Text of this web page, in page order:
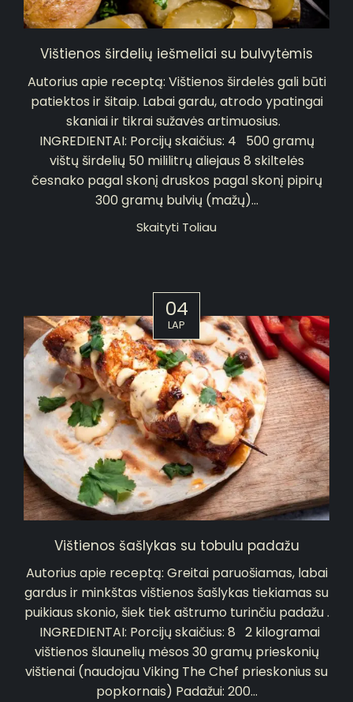
Vištienos širdelių iešmeliai su bulvytėmis
Autorius apie receptą: Vištienos širdelės gali būti
patiektos ir šitaip. Labai gardu, atrodo ypatingai
skaniai ir tikrai sužavės artimuosius.
INGREDIENTAI: Porcijų skaičius: 4 500 gramų
vištų širdelių 50 mililitrų aliejaus 8 skiltelės
česnako pagal skonį druskos pagal skonį pipirų
300 gramų bulvių (mažų)...
Skaityti Toliau
04
LAP
Vištienos šašlykas su tobulu padažu
Autorius apie receptą: Greitai paruošiamas, labai
gardus ir minkštas vištienos šašlykas tiekiamas su
puikiaus skonio, šiek tiek aštrumo turinčiu padažu .
INGREDIENTAI: Porcijų skaičius: 8 2 kilogramai
vištienos šlaunelių mėsos 30 gramų prieskonių
vištienai (naudojau Viking The Chef prieskonius su
popkornais) Padažui: 200...